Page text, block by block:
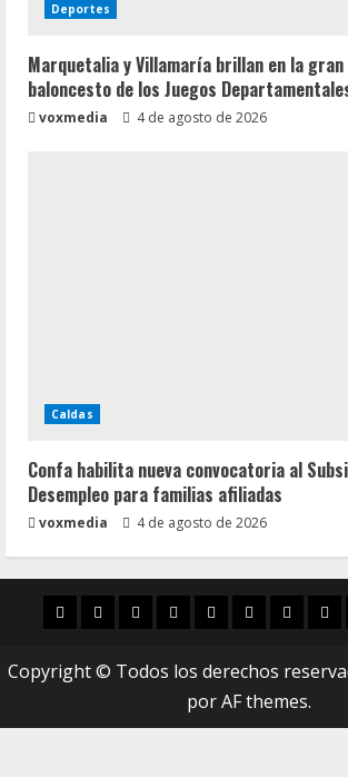
Deportes
Marquetalia y Villamaría brillan en la
baloncesto de los Juegos
voxmedia 4 de agosto de 2026
Caldas
Confa habilita nueva convocatoria al
Desempleo para familias afiliadas
voxmedia 4 de agosto de 2026
InicioCaldasManizales
PolíticaMunicipios
Vías
Zona
Copyright © Todos los derechos
por AF themes.